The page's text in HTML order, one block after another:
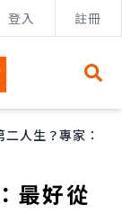
登入 註冊
人生？專家：
最好從